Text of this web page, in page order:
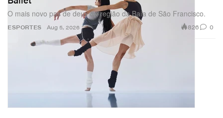
ESPORTES
O mais novo pas de deux da região da Baía de São Francisco.
Aug 5, 2026 826 0